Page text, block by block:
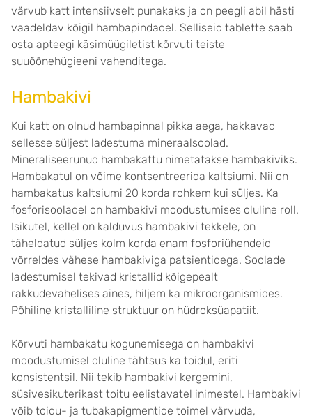
värvub katt intensiivselt punakaks ja on peegli abil hästi
vaadeldav kõigil hambapindadel. Selliseid tablette saab
osta apteegi käsimüügiletist kõrvuti teiste
suuõõnehügieeni vahenditega.
Hambakivi
Kui katt on olnud hambapinnal pikka aega, hakkavad
sellesse süljest ladestuma mineraalsoolad.
Mineraliseerunud hambakattu nimetatakse hambakiviks.
Hambakatul on võime kontsentreerida kaltsiumi. Nii on
hambakatus kaltsiumi 20 korda rohkem kui süljes. Ka
fosforisooladel on hambakivi moodustumises oluline roll.
Isikutel, kellel on kalduvus hambakivi tekkele, on
täheldatud süljes kolm korda enam fosforiühendeid
võrreldes vähese hambakiviga patsientidega. Soolade
ladestumisel tekivad kristallid kõigepealt
rakkudevahelises aines, hiljem ka mikroorganismides.
Põhiline kristalliline struktuur on hüdroksüapatiit.
Kõrvuti hambakatu kogunemisega on hambakivi
moodustumisel oluline tähtsus ka toidul, eriti
konsistentsil. Nii tekib hambakivi kergemini,
süsivesikuterikast toitu eelistavatel inimestel. Hambakivi
võib toidu- ja tubakapigmentide toimel värvuda,